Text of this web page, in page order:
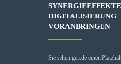
DIGITALISIERUNG
VORANBRINGEN
Sie sehen gerade einen